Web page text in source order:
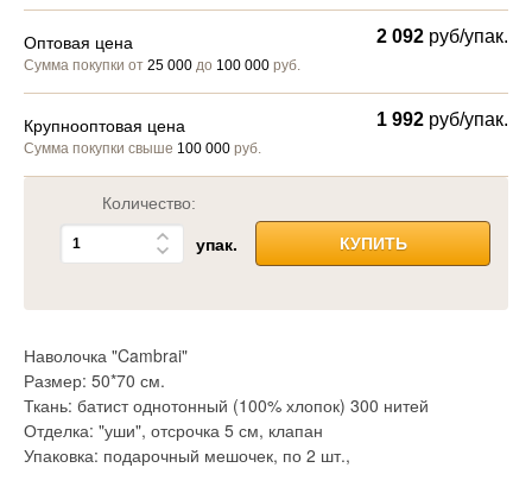
Оптовая цена
Сумма покупки от 25 000 до 100 000 руб.
2 092 руб/упак.
Крупнооптовая цена
Сумма покупки свыше 100 000 руб.
1 992 руб/упак.
Количество:
упак. КУПИТЬ
Наволочка "Cambrai"
Размер: 50*70 см.
Ткань: батист однотонный (100% хлопок) 300 нитей
Отделка: "уши", отсрочка 5 см, клапан
Упаковка: подарочный мешочек, по 2 шт.,